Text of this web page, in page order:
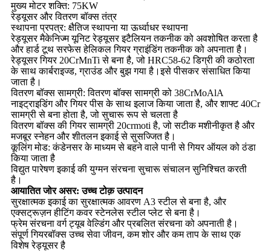
मुख्य मोटर शक्ति: 75KW
रेड्यूसर और वितरण बॉक्स तंत्र
स्थापना प्रपत्र: क्षैतिज स्थापना या ऊर्ध्वाधर स्थापना
रेड्यूसर मैकेनिज्म यूनिट रेड्यूसर इटैलियन तकनीक को अवशोषित करता है
और हार्ड टूथ सरफेस हेलिकल गियर ग्राइंडिंग तकनीक को अपनाता है।
रेड्यूसर गियर 20CrMnTi से बना है, जो HRC58-62 डिग्री की कठोरता
के साथ कार्बराइज्ड, ग्राउंड और बुझ गया है।इसे पीसकर संसाधित किया
जाता है।
वितरण बॉक्स सामग्री: वितरण बॉक्स सामग्री को 38CrMoAlA
नाइट्राइडिंग और गियर पीस के साथ इलाज किया जाता है, और शाफ्ट 40Cr
सामग्री से बना होता है, जो सुचारू रूप से चलता है
वितरण बॉक्स की गियर सामग्री 20crmoti है, जो सटीक मशीनीकृत है और
मजबूर स्नेहन और शीतलन इकाई से सुसज्जित है।
कूलिंग मोड: कंडेनसर के माध्यम से बहने वाले पानी से गियर ऑयल को ठंडा
किया जाता है
विद्युत पारेषण इकाई की युग्मन संरचना सुचारू संचालन सुनिश्चित करती
है।
आयातित जोर असर: उच्च टोक़ उत्पादन
सुरक्षात्मक इकाई का सुरक्षात्मक आवरण A3 स्टील से बना है, और
एक्सट्रूज़न हीटिंग कवर स्टेनलेस स्टील प्लेट से बना है।
फ्रेम संरचना वर्ग ट्यूब वेल्डिंग और प्रबलित संरचना को अपनाती है।
संपूर्ण गियरबॉक्स उच्च सेवा जीवन, कम शोर और कम ताप के साथ एक
विशेष रेड्यूसर है